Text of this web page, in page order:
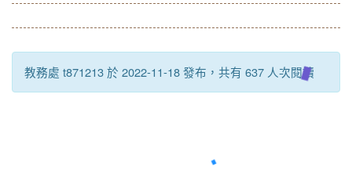
教務處 t871213 於 2022-11-18 發布，共有 637 人次閱讀